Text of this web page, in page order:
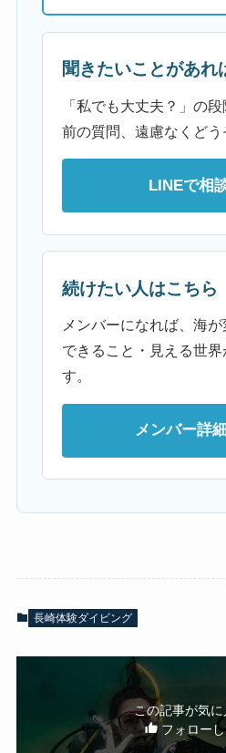
聞きたいことがあれ
「私でも大丈夫？」の
前の質問、遠慮なくどう
LINEで相
続けたい人はこちら
メンバーになれば、海が
できること・見える世界
す。
メンバー詳
長崎体験ダイビング
この記事が気に
フォロー